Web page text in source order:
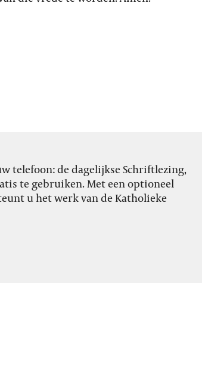
telefoon: de dagelijkse Schriftlezing,
te gebruiken. Met een optioneel
u het werk van de Katholieke